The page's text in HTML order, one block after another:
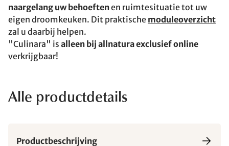
naargelang uw behoeftenen ruimtesituatie tot uw
eigen droomkeuken. Dit praktische moduleoverzicht
zal u daarbij helpen.
"Culinara" is alleen bij allnatura exclusief online
verkrijgbaar!
Alle productdetails
Productbeschrijving